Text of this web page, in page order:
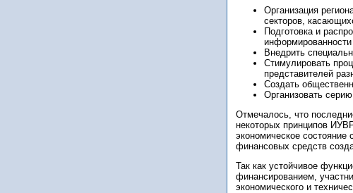
Организация
секторов,
Подготовка и
Внедрить
Стимулировать
представителей
Создать
Организовать
Отмечалось, что
некоторых принципов
экономическое состояние
финансовых средств
Так как устойчивое
финансированием,
экономического и